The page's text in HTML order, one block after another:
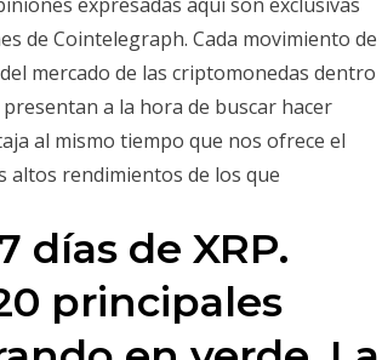
de Cointelegraph. Cada movimiento de
mercado de las criptomonedas dentro
a la hora de buscar hacer
al mismo tiempo que nos ofrece el
altos rendimientos de los que
días de XRP.
principales